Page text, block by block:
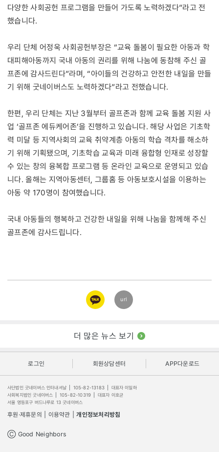
다양한 사회공헌 프로그램을 만들어 가도록 노력하겠다”라고 전
했습니다.
우리 단체 어정욱 사회공헌부장은 “교육 돌봄이 필요한 아동과 학
대피해아동까지 국내 아동의 권리를 위해 나눔에 동참해 주신 골
프존에 감사드린다”라며, “아이들의 건강하고 안전한 내일을 만들
기 위해 굿네이버스도 노력하겠다”라고 전했습니다.
한편, 우리 단체는 지난 3월부터 골프존과 함께 교육 돌봄 지원 사
업 ‘골프존 에듀케어존’을 진행하고 있습니다. 해당 사업은 기초학
력 미달 등 지역사회의 교육 취약계층 아동의 학습 격차를 해소하
기 위해 기획됐으며, 기초학습 교육과 미래 융합형 인재로 성장할
수 있는 창의 융복합 프로그램 등 온라인 교육으로 운영되고 있습
니다. 올해는 지역아동센터, 그룹홈 등 아동보호시설을 이용하는
아동 약 170명이 참여했습니다.
국내 아동들의 행복하고 건강한 내일을 위해 나눔을 함께해 주신
골프존에 감사드립니다.
카카오
링크
url
더 많은 뉴스 보기
로그인 회원상담센터 APP다운로드
사단법인 굿네이버스 인터내셔날 105-82-13183
대표자 이일하
사회복지법인 굿네이버스
105-82-10319
대표자 이호균
서울 영등포구 버드나루로 13 굿네이버스
후원·제휴문의 이용약관 개인정보처리방침
Ⓒ Good Neighbors